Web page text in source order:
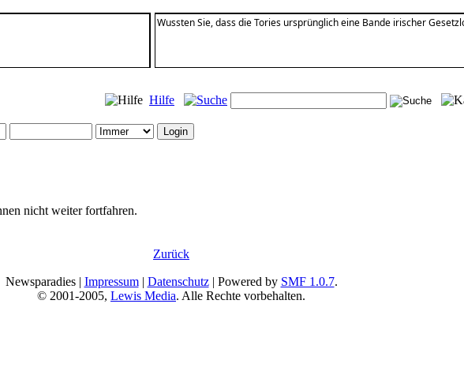
Wussten Sie, dass die Tories ursprünglich eine Bande irischer
Hilfe
nicht weiter fortfahren.
Zurück
Newsparadies | Impressum| Datenschutz| Powered by SMF 1.0.7.
© 2001-2005, Lewis Media. Alle Rechte vorbehalten.